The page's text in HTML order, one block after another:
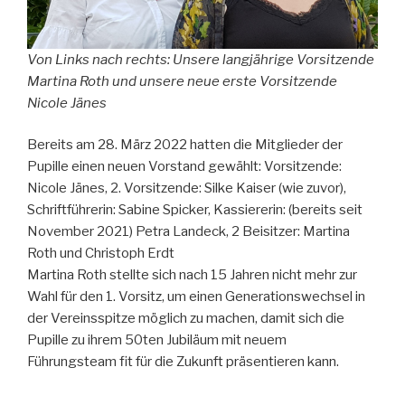
Von Links nach rechts: Unsere langjährige Vorsitzende
Martina Roth und unsere neue erste Vorsitzende
Nicole Jänes
Bereits am 28. März 2022 hatten die Mitglieder der
Pupille einen neuen Vorstand gewählt: Vorsitzende:
Nicole Jänes, 2. Vorsitzende: Silke Kaiser (wie zuvor),
Schriftführerin: Sabine Spicker, Kassiererin: (bereits seit
November 2021) Petra Landeck, 2 Beisitzer: Martina
Roth und Christoph Erdt
Martina Roth stellte sich nach 15 Jahren nicht mehr zur
Wahl für den 1. Vorsitz, um einen Generationswechsel in
der Vereinsspitze möglich zu machen, damit sich die
Pupille zu ihrem 50ten Jubiläum mit neuem
Führungsteam fit für die Zukunft präsentieren kann.